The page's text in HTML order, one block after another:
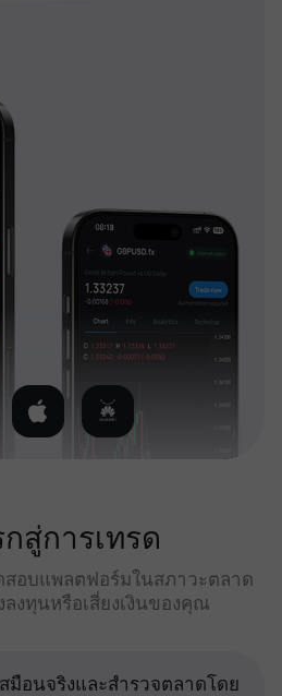
สู่การเทรด
อบแพลตฟอร์มในสภาวะตลาด
ลงทุนหรือเสี่ยงเงินของคุณ
สมือนจริงและสำรวจตลาดโดย